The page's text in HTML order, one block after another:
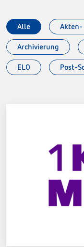
Alle Akten-
Archivierung
ELO Post-